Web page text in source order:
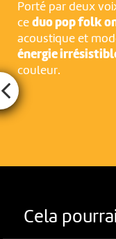
Porté par deux
ce duo pop folk
acoustique et
énergie
couleur.
Cela